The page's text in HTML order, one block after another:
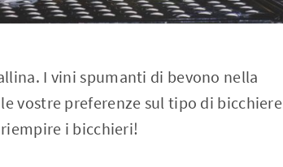
I vini spumanti di bevono nella
vostre preferenze sul tipo di bicchiere
i bicchieri!